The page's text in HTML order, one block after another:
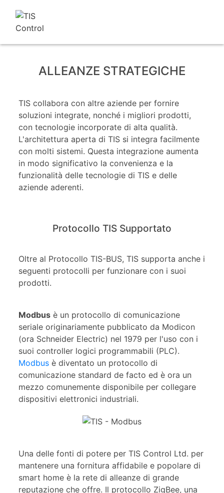
ALLEANZE STRATEGICHE
TIS collabora con altre aziende per fornire
soluzioni integrate, nonché i migliori prodotti,
con tecnologie incorporate di alta qualità.
L'architettura aperta di TIS si integra facilmente
con molti sistemi. Questa integrazione aumenta
in modo significativo la convenienza e la
funzionalità delle tecnologie di TIS e delle
aziende aderenti.
Protocollo TIS Supportato
Oltre al Protocollo TIS-BUS, TIS supporta anche i
seguenti protocolli per funzionare con i suoi
prodotti.
Modbus è un protocollo di comunicazione
seriale originariamente pubblicato da Modicon
(ora Schneider Electric) nel 1979 per l'uso con i
suoi controller logici programmabili (PLC).
Modbus è diventato un protocollo di
comunicazione standard de facto ed è ora un
mezzo comunemente disponibile per collegare
dispositivi elettronici industriali.
Una delle fonti di potere per TIS Control Ltd. per
mantenere una fornitura affidabile e popolare di
smart home è la rete di alleanze di grande
reputazione che offre. Il protocollo ZigBee, una